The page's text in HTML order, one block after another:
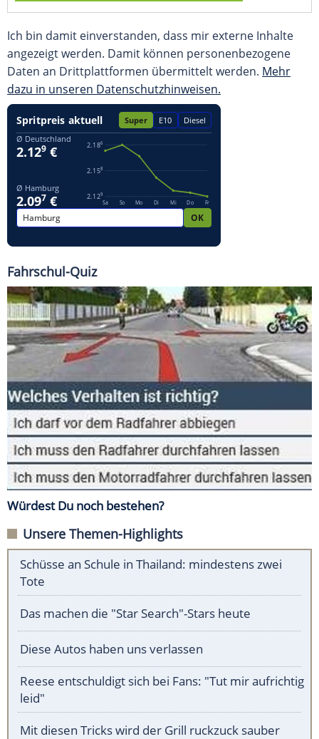
Ich bin damit einverstanden, dass mir externe Inhalte
angezeigt werden. Damit können personenbezogene
Daten an Drittplattformen übermittelt werden. Mehr
dazu in unseren Datenschutzhinweisen.
Fahrschul-Quiz
Würdest Du noch bestehen?
Unsere Themen-Highlights
Schüsse an Schule in Thailand: mindestens zwei
Tote
Das machen die "Star Search"-Stars heute
Diese Autos haben uns verlassen
Reese entschuldigt sich bei Fans: "Tut mir aufrichtig
leid"
Mit diesen Tricks wird der Grill ruckzuck sauber